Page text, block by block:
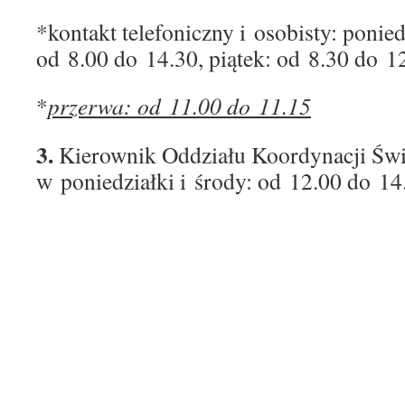
*kontakt telefoniczny i osobisty:
od 8.00 do 14.30, piątek: od 8.30 do
*przerwa: od 11.00 do 11.15
3. Kierownik Oddziału Koordynacji
w poniedziałki i środy: od 12.00 do